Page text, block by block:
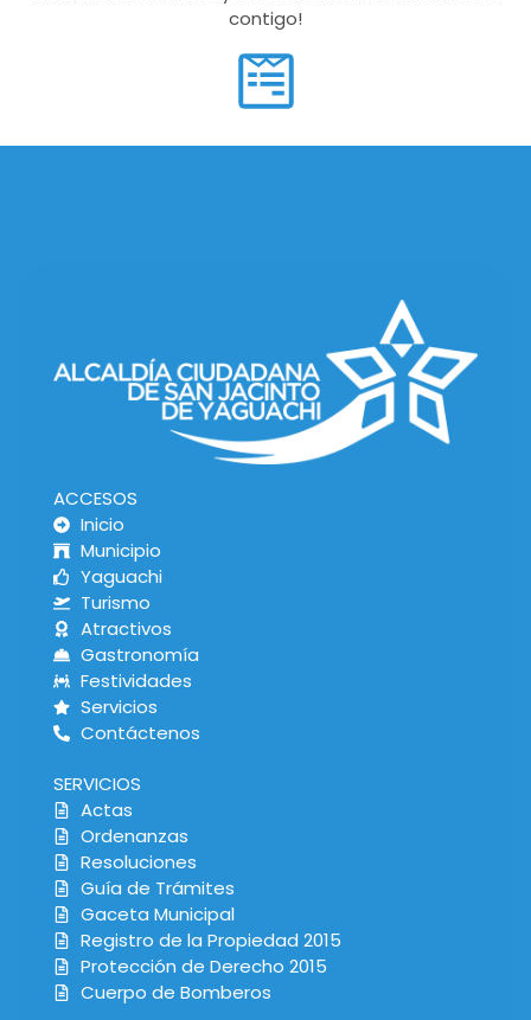
contigo!
ACCESOS
Inicio
Municipio
Yaguachi
Turismo
Atractivos
Gastronomía
Festividades
Servicios
Contáctenos
SERVICIOS
Actas
Ordenanzas
Resoluciones
Guía de Trámites
Gaceta Municipal
Registro de la Propiedad 2015
Protección de Derecho 2015
Cuerpo de Bomberos